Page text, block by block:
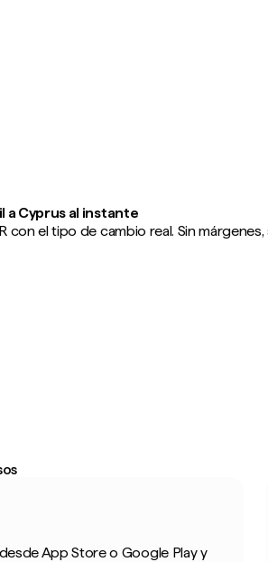
a Cyprus al instante
con el tipo de cambio real. Sin
App Store o Google Play y